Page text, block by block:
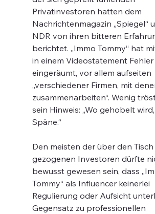
Privatinvestoren hatten dem
Nachrichtenmagazin „Spiegel“
NDR von ihren bitteren
berichtet. „Immo Tommy“ hat
in einem Videostatement Fehler
eingeräumt, vor allem aufseiten
„verschiedener Firmen, mit
zusammenarbeiten“. Wenig
sein Hinweis: „Wo gehobelt
Späne.“
Den meisten der über den Tisch
gezogenen Investoren dürfte
bewusst gewesen sein, dass
Tommy“ als Influencer keinerlei
Regulierung oder Aufsicht
Gegensatz zu professionellen